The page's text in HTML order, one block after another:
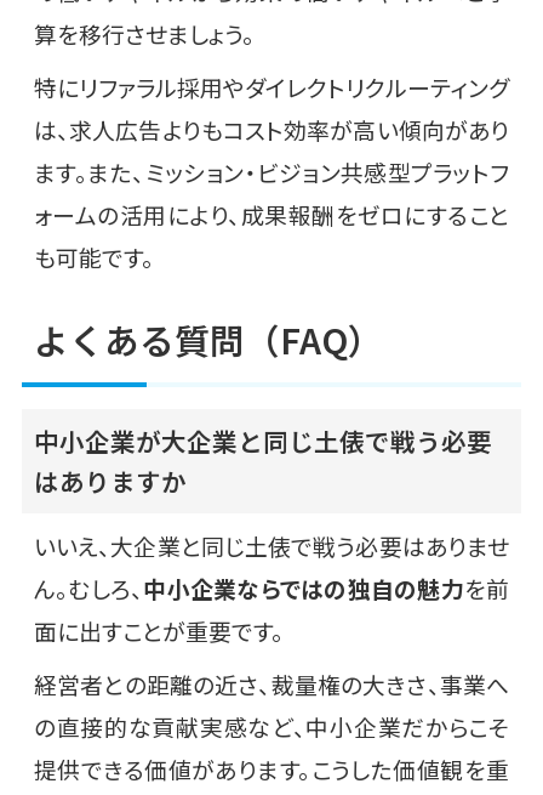
算を移行させましょう。
特にリファラル採用やダイレクトリクルーティング
は、求人広告よりもコスト効率が高い傾向があり
ます。また、ミッション・ビジョン共感型プラットフ
ォームの活用により、成果報酬をゼロにすること
も可能です。
よくある質問（FAQ）
中小企業が大企業と同じ土俵で戦う必要
はありますか
いいえ、大企業と同じ土俵で戦う必要はありませ
ん。むしろ、中小企業ならではの独自の魅力を前
面に出すことが重要です。
経営者との距離の近さ、裁量権の大きさ、事業へ
の直接的な貢献実感など、中小企業だからこそ
提供できる価値があります。こうした価値観を重